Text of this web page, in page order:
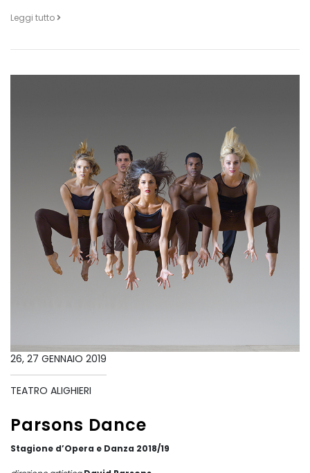
Leggi tutto
26, 27 GENNAIO 2019
TEATRO ALIGHIERI
Parsons Dance
Stagione d’Opera e Danza 2018/19